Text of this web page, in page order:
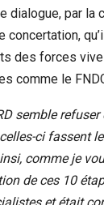
par la
des forces
comme le
semble
ci fassent
comme je
de ces 10